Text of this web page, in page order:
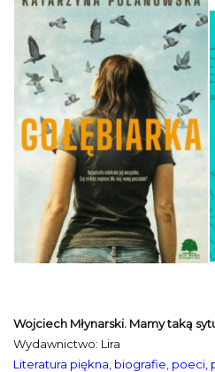
Wojciech Młynarski. Mamy taką
Wydawnictwo: Lira
Literatura piękna, biografie, poeci,